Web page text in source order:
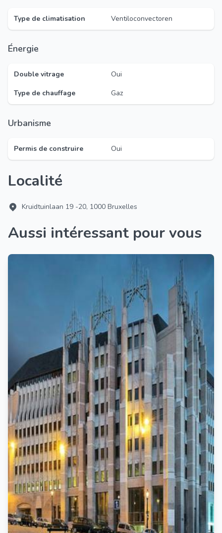
Type de climatisation Ventiloconvectoren
Énergie
Double vitrage
Oui
Type de chauffage
Gaz
Urbanisme
Permis de construire Oui
Localité
Kruidtuinlaan 19 -20, 1000 Bruxelles
Aussi intéressant pour vous